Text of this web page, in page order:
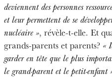
deviennent des personnes
et leur permettent de se
nucléaire », révèle-t-elle. Et
grands-parents et parents? «
garder en tête que le plus
le grand-parent et le petit-enfant